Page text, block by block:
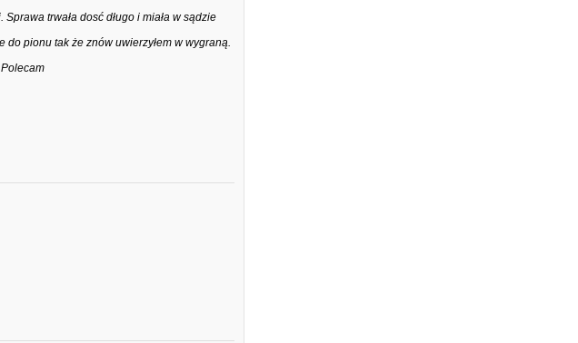
trwała dosć długo i miała w sądzie
do pionu tak że znów uwierzyłem w wygraną.